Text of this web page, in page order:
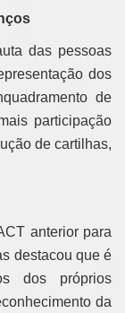
das pessoas
dos
de
participação
de cartilhas,
anterior para
destacou que é
dos próprios
da